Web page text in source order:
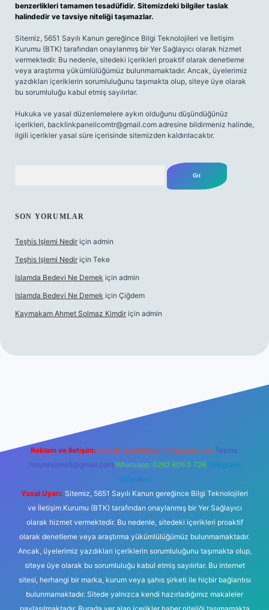
benzerlikleri tamamen tesadüfidir. Sitemizdeki bilgiler taslak
halindedir ve tavsiye niteliği taşımazlar.
Sitemiz, 5651 Sayılı Kanun gereğince Bilgi Teknolojileri ve İletişim
Kurumu (BTK) tarafından onaylanmış bir Yer Sağlayıcı olarak hizmet
vermektedir. Bu nedenle, sitedeki içerikleri proaktif olarak denetleme
veya araştırma yükümlülüğümüz bulunmamaktadır. Ancak, üyelerimiz
yazdıkları içeriklerin sorumluluğunu taşımakta olup, siteye üye olarak
bu sorumluluğu kabul etmiş sayılırlar.
Hukuka ve yasal düzenlemelere aykırı olduğunu düşündüğünüz
içerikleri, backlinkpanelicomtr@gmail.com adresine bildirmeniz halinde,
ilgili içerikler yasal süre içerisinde sitemizden kaldırılacaktır.
SON YORUMLAR
Teşhis Işlemi Nedir için admin
Teşhis Işlemi Nedir için Teke
Islamda Bedevi Ne Demek için admin
Islamda Bedevi Ne Demek için Çiğdem
Kaymakam Ahmet Solmaz Kimdir için admin
Reklam ve İletişim: E-mail: backlinkpaneli@gmail.com Teams:
forumhizmeti@gmail.com Whatsapp: 0262 606 0 726 Telegram:
@karabul
Yasal Uyarı: Sitemiz, 5651 Sayılı Kanun gereğince Bilgi Teknolojileri
ve İletişim Kurumu (BTK) tarafından onaylanmış bir Yer Sağlayıcı
olarak hizmet vermektedir. Bu nedenle, sitedeki içerikleri proaktif
olarak denetleme veya araştırma yükümlülüğümüz bulunmamaktadır.
Ancak, üyelerimiz yazdıkları içeriklerin sorumluluğunu taşımakta olup,
siteye üye olarak bu sorumluluğu kabul etmiş sayılırlar. Bu internet
sitesi, herhangi bir marka, kurum veya şahıs şirketi ile hiçbir bağlantısı
bulunmamaktadır. Sitede yalnızca kendi hazırladığımız makaleler